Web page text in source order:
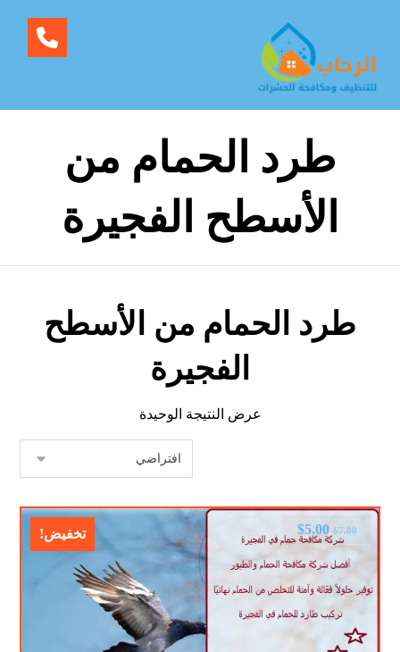
طرد الحمام من
الأسطح الفجيرة
طرد الحمام من الأسطح
الفجيرة
عرض النتيجة الوحيدة
تخفيض! $7.00
$5.00